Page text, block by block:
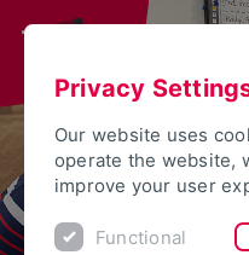
Privacy
Our website uses
operate the website,
improve your user
Functional